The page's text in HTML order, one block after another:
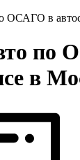
ОСАГО в
по
в